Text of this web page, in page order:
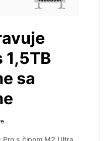
1,5TB
sa
s čipom M2 Ultra,